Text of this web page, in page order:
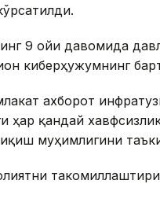
9 ойи давомида
киберҳужумнинг
ахборот
ҳар қандай
муҳимлигини